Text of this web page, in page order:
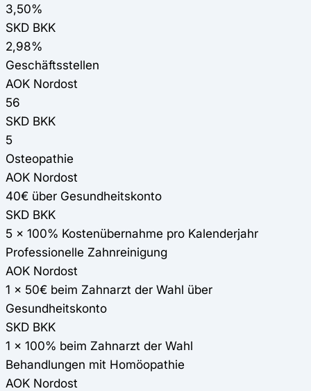
3,50%
SKD BKK
2,98%
Geschäftsstellen
AOK Nordost
56
SKD BKK
5
Osteopathie
AOK Nordost
40€ über Gesundheitskonto
SKD BKK
5 x 100% Kostenübernahme pro Kalenderjahr
Professionelle Zahnreinigung
AOK Nordost
1 x 50€ beim Zahnarzt der Wahl über
Gesundheitskonto
SKD BKK
1 x 100% beim Zahnarzt der Wahl
Behandlungen mit Homöopathie
AOK Nordost